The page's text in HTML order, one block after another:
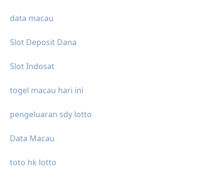
data macau
Slot Deposit Dana
Slot Indosat
togel macau hari ini
pengeluaran sdy lotto
Data Macau
toto hk lotto